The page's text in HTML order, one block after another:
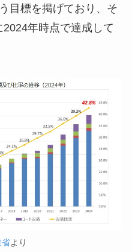
目標を掲げており、そ
年時点で達成して
省より